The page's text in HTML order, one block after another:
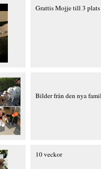
Grattis Mojje till 3
Bilder från den nya
10 veckor